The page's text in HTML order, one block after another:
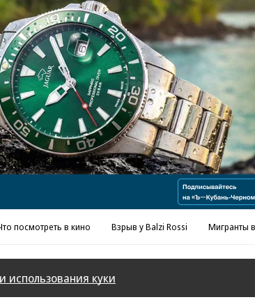
Реклама в «Ъ» www.kommersant.ru/ad
посмотреть в кино Взрыв у Balzi Rossi Мигранты
использования куки